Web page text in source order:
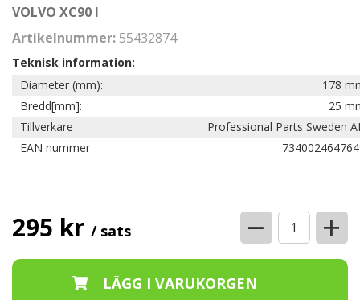
VOLVO XC90 I
Artikelnummer: 55432874
Teknisk information:
Diameter (mm):
178
Bredd[mm]:
25
Tillverkare
Professional Parts Sweden
EAN nummer
295 kr / sats − +